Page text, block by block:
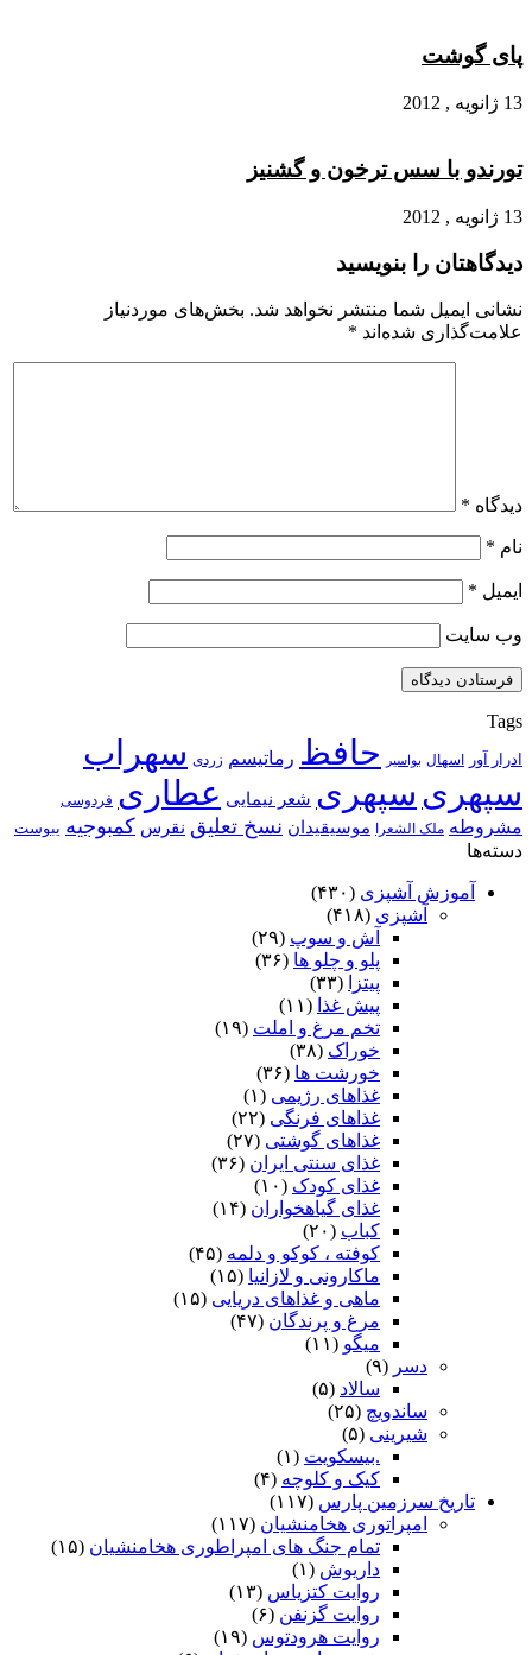
پای گوشت
13 ژانویه , 2012
تورندو با سس ترخون و گشنیز
13 ژانویه , 2012
دیدگاهتان را بنویسید
نشانی ایمیل شما منتشر نخواهد شد. بخش‌های موردنیاز
علامت‌گذاری شده‌اند *
دیدگاه *
نام *
ایمیل *
وب‌ سایت
Tags
ادرار آور اسهال بواسیر حافظ رماتیسم زردی سهراب
سپهری سپهری شعر نیمایی عطاری فردوسی
مشروطه ملک الشعرا موسیقیدان نسخ تعلیق نقرس کمبوجیه یبوست
دسته‌ها
آموزش آشپزی (۴۳۰)
آشپزی (۴۱۸)
آش و سوپ (۲۹)
پلو و چلو ها (۳۶)
پیتزا
(۳۳)
پیش غذا (۱۱)
تخم مرغ و املت (۱۹)
خوراک (۳۸)
خورشت ها (۳۶)
غذاهای رژیمی (۱)
غذاهای فرنگی (۲۲)
غذاهای گوشتی (۲۷)
غذای سنتی ایران (۳۶)
غذای کودک (۱۰)
غذای گیاهخواران (۱۴)
کباب (۲۰)
کوفته ، کوکو و دلمه (۴۵)
ماکارونی و لازانیا (۱۵)
ماهی و غذاهای دریایی (۱۵)
مرغ و پرندگان (۴۷)
میگو (۱۱)
دسر (۹)
سالاد (۵)
ساندویچ (۲۵)
شیرینی (۵)
.بیسکویت (۱)
کیک و کلوچه (۴)
تاریخ سرزمین پارس (۱۱۷)
امپراتوری هخامنشیان (۱۱۷)
تمام جنگ های امپراطوری هخامنشیان (۱۵)
داریوش (۱)
روایت کتزیاس (۱۳)
روایت گزنفن (۶)
روایت هرودتوس (۱۹)